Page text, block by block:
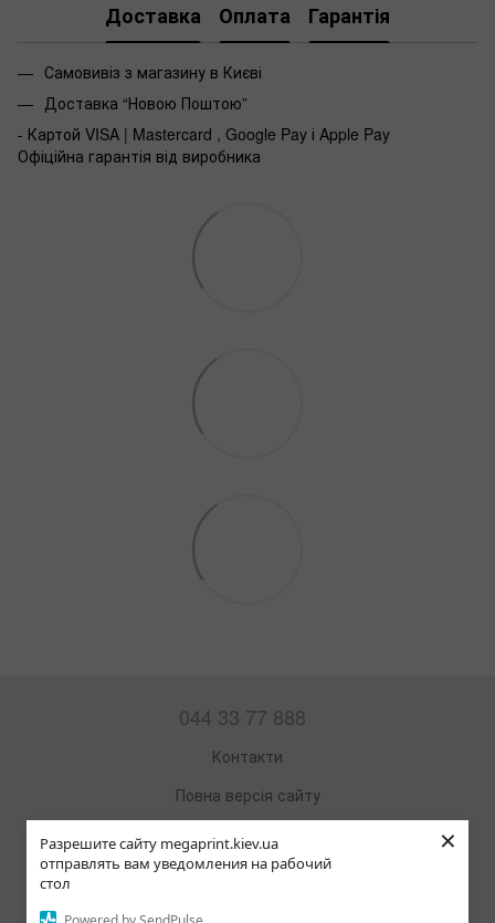
Разрешите сайту megaprint.kiev.ua
отправлять вам уведомления на рабочий
стол
×
Доставка Оплата Гарантія
Самовивіз з магазину в Києві
Доставка “Новою Поштою”
- Картой VISA | Mastercard , Google Pay і Apple Pay
Офіційна гарантія від виробника
044 33 77 888
Контакти
Повна версія сайту
Мапа сайту
© 2002—2026